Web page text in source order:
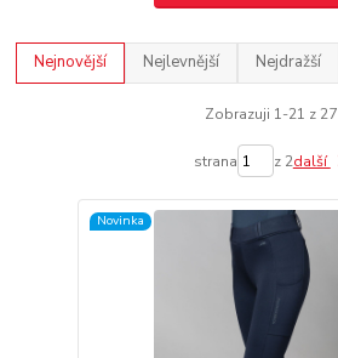
Nejnovější Nejlevnější Nejdražší
Zobrazuji 1-21 z 27
strana z 2další
Novinka